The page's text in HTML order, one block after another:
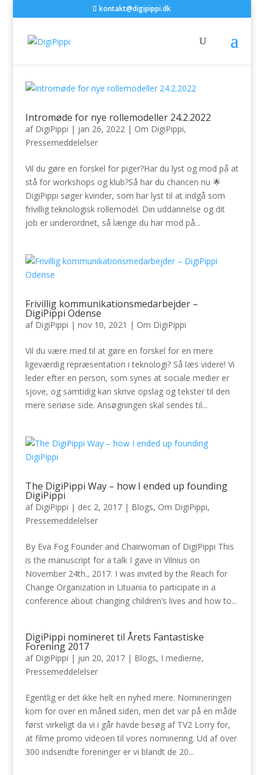
kontakt@digipippi.dk
Intromøde for nye rollemodeller 24.2.2022
af DigiPippi | jan 26, 2022| Om DigiPippi,
Pressemeddelelser
Vil du gøre en forskel for piger?Har du lyst og mod på at
stå for workshops og klub?Så har du chancen nu 🌟
DigiPippi søger kvinder, som har lyst til at indgå som
frivillig teknologisk rollemodel. Din uddannelse og dit
job er underordnet, så længe du har mod på...
Frivillig kommunikationsmedarbejder –
DigiPippi Odense
af DigiPippi | nov 10, 2021 | Om DigiPippi
Vil du være med til at gøre en forskel for en mere
ligeværdig repræsentation i teknologi? Så læs videre! Vi
leder efter en person, som synes at sociale medier er
sjove, og samtidig kan skrive opslag og tekster til den
mere seriøse side. Ansøgningen skal sendes til...
The DigiPippi Way – how I ended up founding
DigiPippi
af DigiPippi | dec 2, 2017| Blogs, Om DigiPippi,
Pressemeddelelser
By Eva Fog Founder and Chairwoman of DigiPippi This
is the manuscript for a talk I gave in Vilnius on
November 24th., 2017. I was invited by the Reach for
Change Organization in Lituania to participate in a
conference about changing children’s lives and how to...
DigiPippi nomineret til Årets Fantastiske
Forening 2017
af DigiPippi | jun 20, 2017| Blogs, I medierne,
Pressemeddelelser
Egentlig er det ikke helt en nyhed mere. Nomineringen
kom for over en måned siden, men det var på en måde
først virkeligt da vi i går havde besøg af TV2 Lorry for,
at filme promo videoen til vores nominering. Ud af over
300 indsendte foreninger er vi blandt de 20...